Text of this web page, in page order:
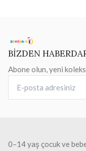
BİZDEN
Abone olun, yeni
0–14 yaş çocuk ve